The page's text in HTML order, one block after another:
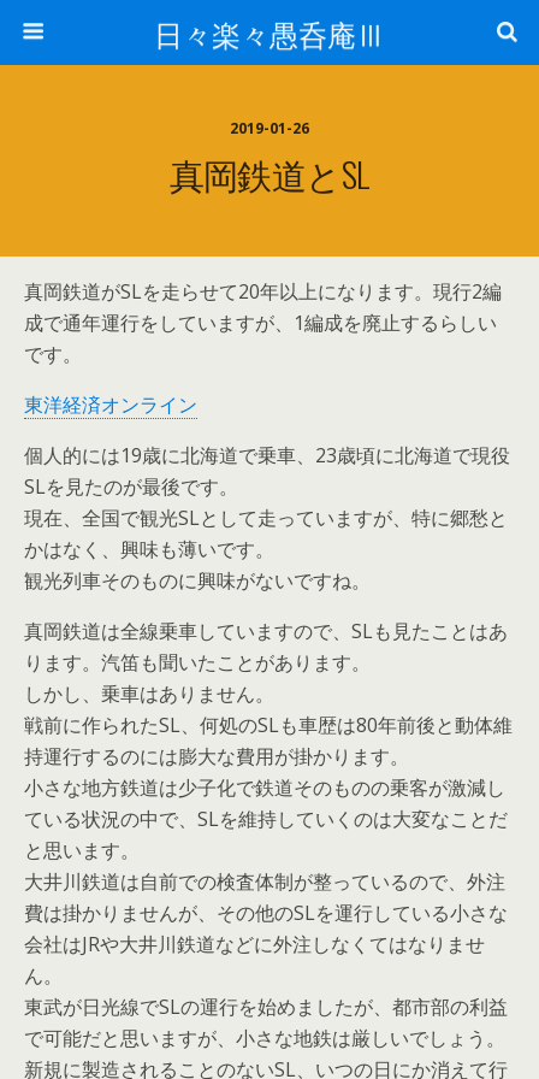
日々楽々愚呑庵Ⅲ
2019-01-26
真岡鉄道とSL
真岡鉄道がSLを走らせて20年以上になります。現行2編
成で通年運行をしていますが、1編成を廃止するらしい
です。
東洋経済オンライン
個人的には19歳に北海道で乗車、23歳頃に北海道で現役
SLを見たのが最後です。
現在、全国で観光SLとして走っていますが、特に郷愁と
かはなく、興味も薄いです。
観光列車そのものに興味がないですね。
真岡鉄道は全線乗車していますので、SLも見たことはあ
ります。汽笛も聞いたことがあります。
しかし、乗車はありません。
戦前に作られたSL、何処のSLも車歴は80年前後と動体維
持運行するのには膨大な費用が掛かります。
小さな地方鉄道は少子化で鉄道そのものの乗客が激減し
ている状況の中で、SLを維持していくのは大変なことだ
と思います。
大井川鉄道は自前での検査体制が整っているので、外注
費は掛かりませんが、その他のSLを運行している小さな
会社はJRや大井川鉄道などに外注しなくてはなりませ
ん。
東武が日光線でSLの運行を始めましたが、都市部の利益
で可能だと思いますが、小さな地鉄は厳しいでしょう。
新規に製造されることのないSL、いつの日にか消えて行